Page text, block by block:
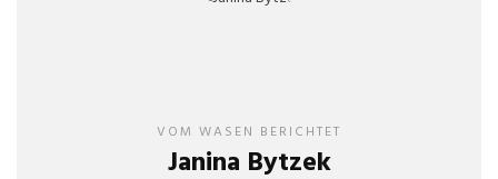
VOM WASEN BERICHTET
Janina Bytzek